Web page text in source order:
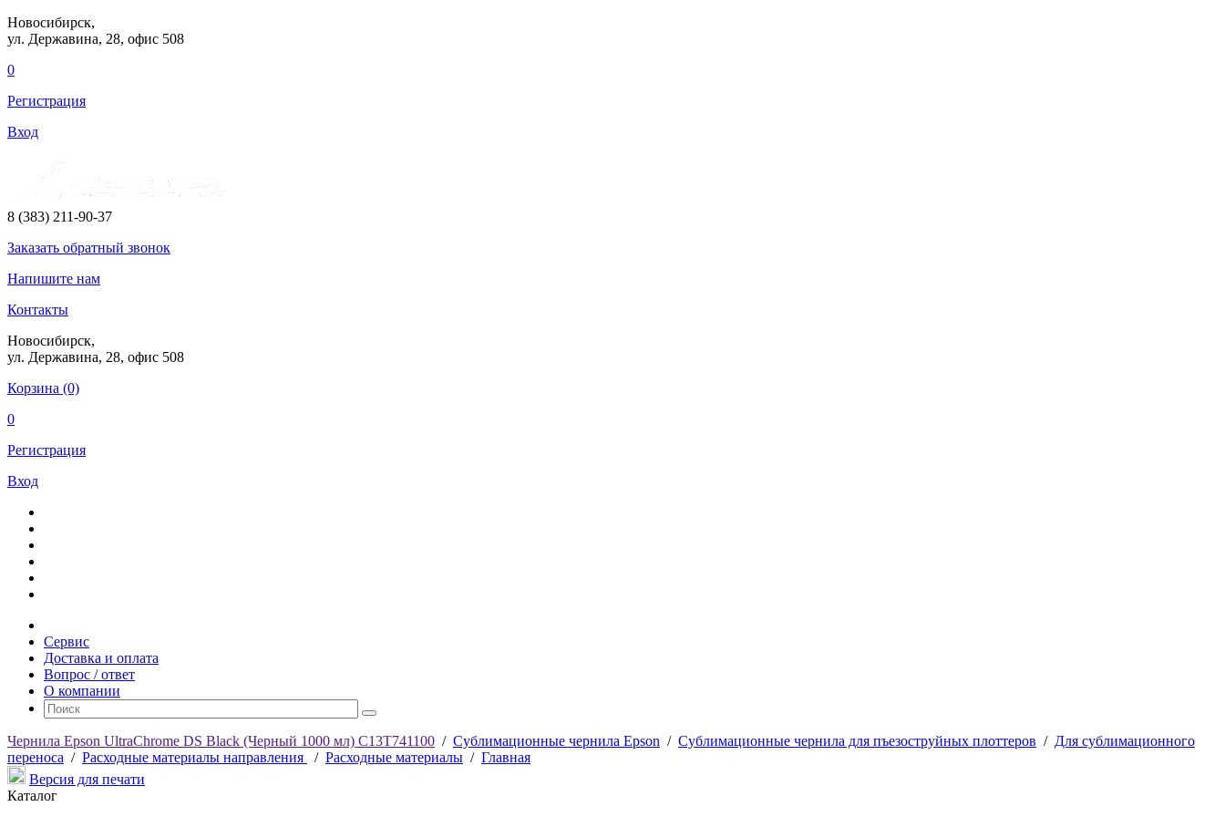
Новосибирск,
ул. Державина, 28, офис 508
0
Регистрация
Вход
8 (383) 211-90-37
Заказать обратный звонок
Напишите нам
Контакты
Новосибирск,
ул. Державина, 28, офис 508
Корзина (0)
0
Регистрация
Вход
Сервис
Доставка и оплата
Вопрос / ответ
О компании
Чернила Epson UltraChrоme DS Black (Черный 1000 мл) C13T741100 / Сублимационные чернила Epson / Сублимационные чернила для пъезоструйных плоттеров / Для сублимационного
переноса / Расходные материалы направления / Расходные материалы / Главная
Версия для печати
Каталог